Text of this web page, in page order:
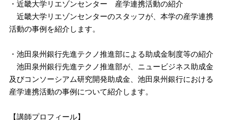
・近畿大学リエゾンセンター 産学連携活動の紹介
近畿大学リエゾンセンターのスタッフが、本学の産学連携
活動の事例を紹介します。
・池田泉州銀行先進テクノ推進部による助成金制度等の紹介
池田泉州銀行先進テクノ推進部が、ニュービジネス助成金
及びコンソーシアム研究開発助成金、池田泉州銀行における
産学連携活動の事例について紹介します。
【講師プロフィール】